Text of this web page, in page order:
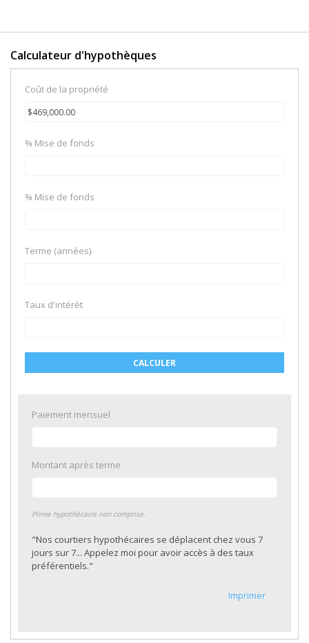
Calculateur d'hypothèques
Coût de la propriété
% Mise de fonds
% Mise de fonds
Terme (années)
Taux d'intérèt
CALCULER
Paiement mensuel
Montant après terme
Prime hypothécaire non comprise.
"Nos courtiers hypothécaires se déplacent chez vous 7
jours sur 7... Appelez moi pour avoir accès à des taux
préférentiels."
Imprimer